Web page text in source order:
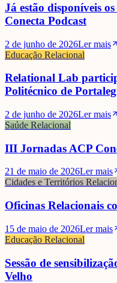
Já estão disponíveis
Conecta Podcast
2 de junho de 2026Ler mais
Educação Relacional
Relational Lab
Politécnico de
2 de junho de 2026Ler mais
Saúde Relacional
III Jornadas ACP
21 de maio de 2026Ler mais
Cidades e Territórios
Oficinas Relacionais
15 de maio de 2026Ler mais
Educação Relacional
Sessão de
Velho